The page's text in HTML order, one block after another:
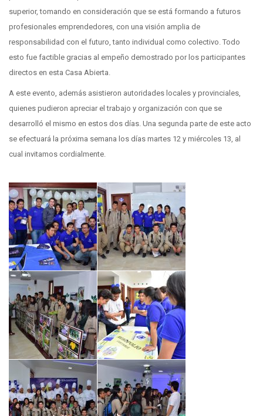
superior, tomando en consideración que se está formando a futuros
profesionales emprendedores, con una visión amplia de
responsabilidad con el futuro, tanto individual como colectivo. Todo
esto fue factible gracias al empeño demostrado por los participantes
directos en esta Casa Abierta.
A este evento, además asistieron autoridades locales y provinciales,
quienes pudieron apreciar el trabajo y organización con que se
desarrolló el mismo en estos dos días. Una segunda parte de este acto
se efectuará la próxima semana los días martes 12 y miércoles 13, al
cual invitamos cordialmente.